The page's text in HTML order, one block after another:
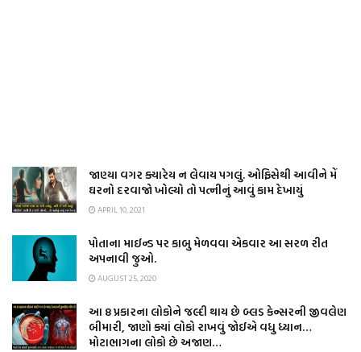
જાણ્યા વગર ક્યારેય ન લેવાય પગલું. ઓફિસેથી આવીને મેં
ઘરનો દરવાજો ખોલ્યો તો પત્નીનું આવું કામ દેખાયું
APRIL 10, 2021
પોતાના માઈન્ડ પર કાબુ મેળવવા એકવાર આ સરળ રીત
અપનાવી જુઓ.
AUGUST 25, 2020
આ 8 પ્રકારના લોકોને જલ્દી થાય છે બ્લડ કેન્સરની જીવલેણ
બીમારી, જાણો ક્યાં લોકો રાખવું જોઈએ વધુ ધ્યાન…
મોટાભાગના લોકો છે અજાણ…